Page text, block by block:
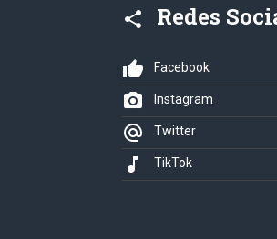
share Redes
thumb_up Facebook
photo_camera Instagram
alternate_email Twitter
music_note TikTok